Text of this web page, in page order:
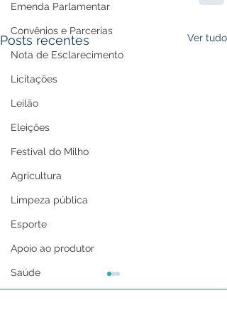
Emenda Parlamentar
Convênios e Parcerias
Nota de Esclarecimento
Licitações
Leilão
Eleições
Festival do Milho
Agricultura
Limpeza pública
Esporte
Apoio ao produtor
Saúde
Posts recentes Ver tudo